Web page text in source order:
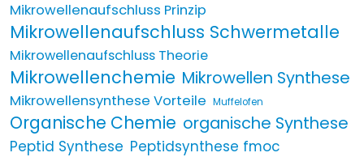
Mikrowellenaufschluss Prinzip
Mikrowellenaufschluss Schwermetalle
Mikrowellenaufschluss Theorie
Mikrowellenchemie Mikrowellen Synthese
Mikrowellensynthese Vorteile Muffelofen
Organische Chemie organische Synthese
Peptid Synthese Peptidsynthese fmoc